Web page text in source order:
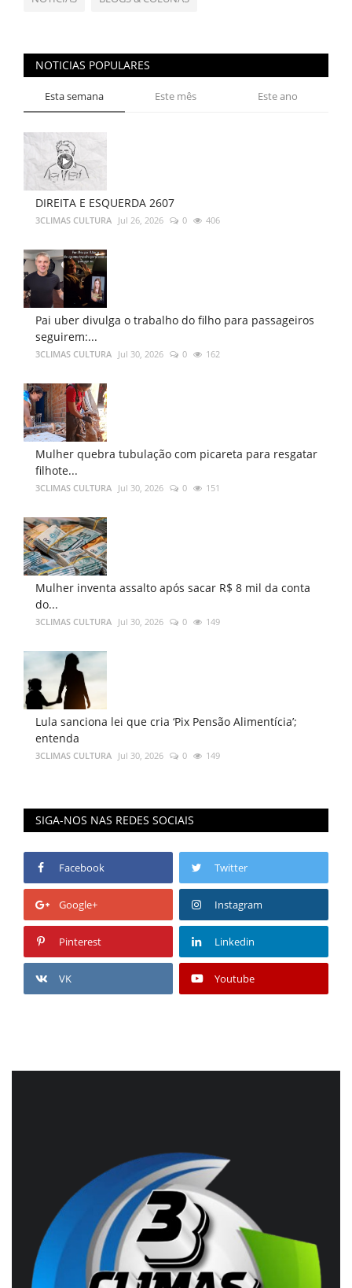
NOTICIAS POPULARES
Esta semana Este mês Este ano
DIREITA E ESQUERDA 2607
3CLIMAS CULTURA Jul 26, 2026 0 406
Pai uber divulga o trabalho do filho para passageiros
seguirem:...
3CLIMAS CULTURA Jul 30, 2026 0 162
Mulher quebra tubulação com picareta para resgatar
filhote...
3CLIMAS CULTURA Jul 30, 2026 0 151
Mulher inventa assalto após sacar R$ 8 mil da conta
do...
3CLIMAS CULTURA Jul 30, 2026 0 149
Lula sanciona lei que cria ‘Pix Pensão Alimentícia’;
entenda
3CLIMAS CULTURA Jul 30, 2026 0 149
SIGA-NOS NAS REDES SOCIAIS
Facebook Twitter
Google+ Instagram
Pinterest Linkedin
VK Youtube